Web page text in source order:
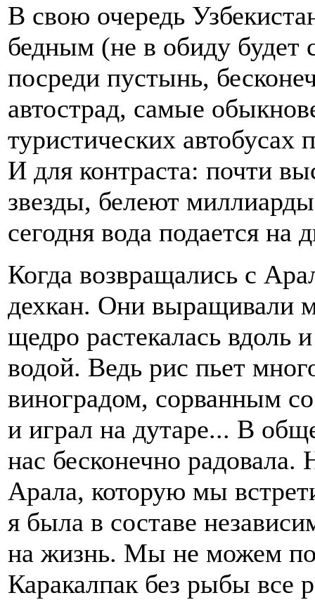
В свою очередь
бедным (не в обиду будет
посреди пустынь,
автострад, самые
туристических
И для контраста: почти
звезды, белеют
сегодня вода подается на
Когда возвращались с
дехкан. Они выращивали
щедро растекалась вдоль
водой. Ведь рис пьет
виноградом, сорванным
и играл на дутаре... В
нас бесконечно
Арала, которую мы
я была в составе
на жизнь. Мы не можем
Каракалпак без рыбы все